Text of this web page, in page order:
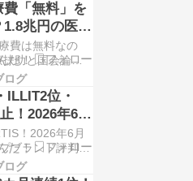
の裏で、あな
いる こんな場面
さい。6月の富
山だし、登れる
「無料」を
兆円の医療
500円負担
費は無料なの
助と国会論戦
論点 国会論戦
月 なぜ生活保護
か？1.7兆円の
論された「500
受給者の医療費
負担ゼロです。
ログ
ILLIT2位・
！2026年6月
プブランド
！2026年6月
ブランド評判ラ
年6月 最新版 今
！3連覇中の
ログ